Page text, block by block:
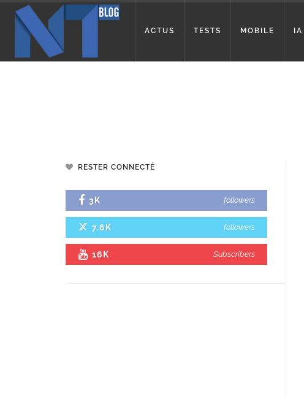
ACTUS TESTS MOBILE IA
RESTER CONNECTÉ
3K followers
7.6K followers
16K Subscribers